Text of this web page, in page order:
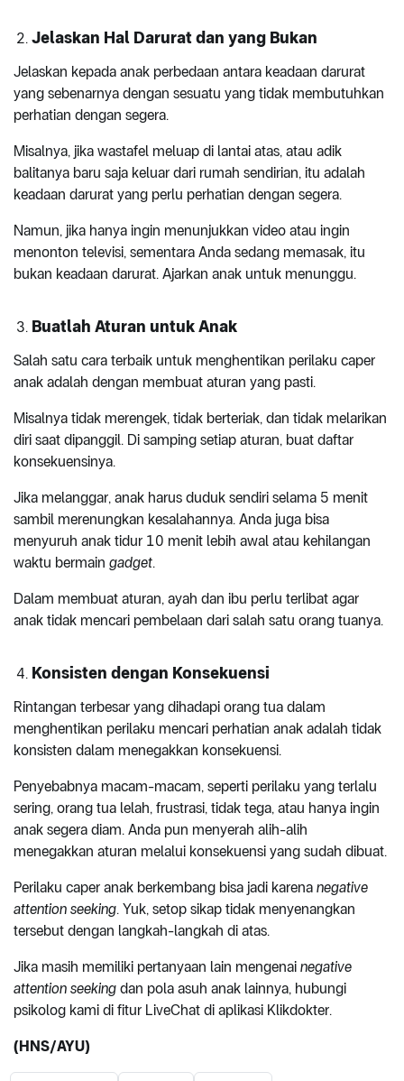
Jelaskan Hal Darurat dan yang Bukan
Jelaskan kepada anak perbedaan antara keadaan darurat
yang sebenarnya dengan sesuatu yang tidak membutuhkan
perhatian dengan segera.
Misalnya, jika wastafel meluap di lantai atas, atau adik
balitanya baru saja keluar dari rumah sendirian, itu adalah
keadaan darurat yang perlu perhatian dengan segera.
Namun, jika hanya ingin menunjukkan video atau ingin
menonton televisi, sementara Anda sedang memasak, itu
bukan keadaan darurat. Ajarkan anak untuk menunggu.
Buatlah Aturan untuk Anak
Salah satu cara terbaik untuk menghentikan perilaku caper
anak adalah dengan membuat aturan yang pasti.
Misalnya tidak merengek, tidak berteriak, dan tidak melarikan
diri saat dipanggil. Di samping setiap aturan, buat daftar
konsekuensinya.
Jika melanggar, anak harus duduk sendiri selama 5 menit
sambil merenungkan kesalahannya. Anda juga bisa
menyuruh anak tidur 10 menit lebih awal atau kehilangan
waktu bermain gadget.
Dalam membuat aturan, ayah dan ibu perlu terlibat agar
anak tidak mencari pembelaan dari salah satu orang tuanya.
Konsisten dengan Konsekuensi
Rintangan terbesar yang dihadapi orang tua dalam
menghentikan perilaku mencari perhatian anak adalah tidak
konsisten dalam menegakkan konsekuensi.
Penyebabnya macam-macam, seperti perilaku yang terlalu
sering, orang tua lelah, frustrasi, tidak tega, atau hanya ingin
anak segera diam. Anda pun menyerah alih-alih
menegakkan aturan melalui konsekuensi yang sudah dibuat.
Perilaku caper anak berkembang bisa jadi karena negative
attention seeking. Yuk, setop sikap tidak menyenangkan
tersebut dengan langkah-langkah di atas.
Jika masih memiliki pertanyaan lain mengenai negative
attention seeking dan pola asuh anak lainnya, hubungi
psikolog kami di fitur LiveChat di aplikasi Klikdokter.
(HNS/AYU)